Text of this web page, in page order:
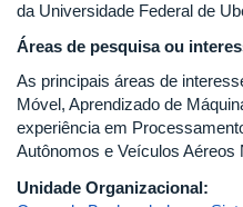
da Universidade Federal de
Áreas de pesquisa ou
As principais áreas de
Móvel, Aprendizado de
experiência em
Autônomos e Veículos Aéreos
Unidade Organizacional: